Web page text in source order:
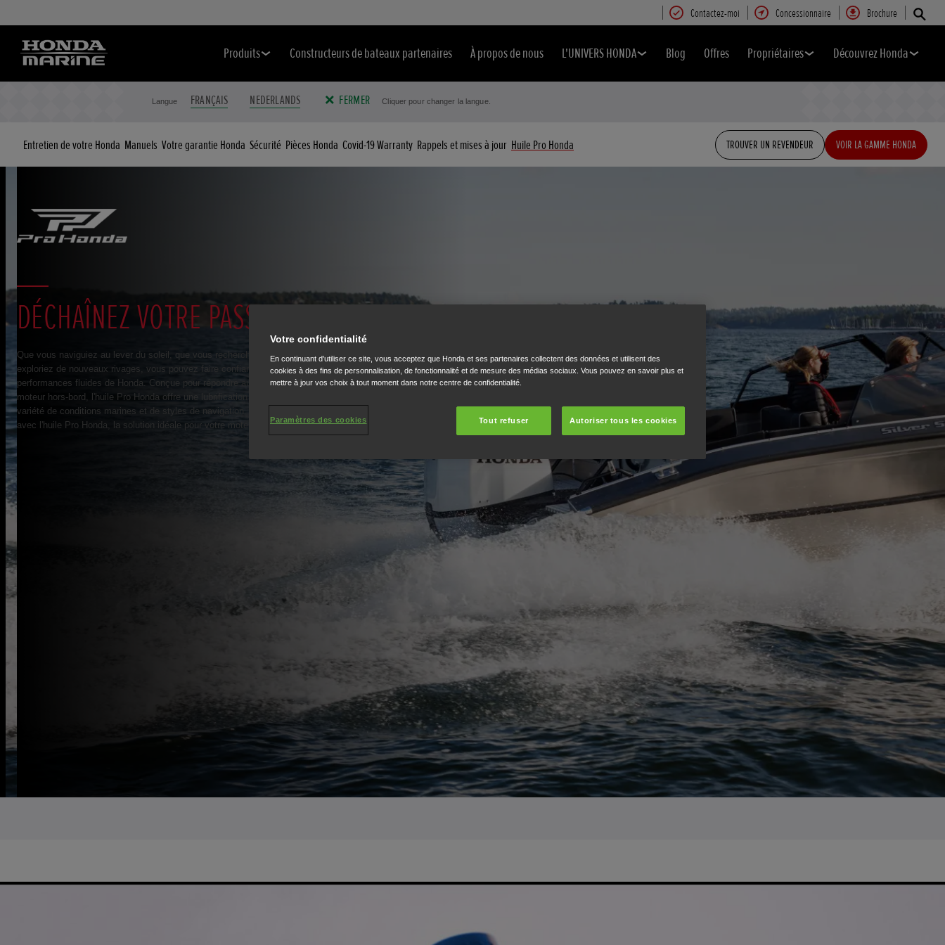
Contactez-moi Concessionnaire Brochure
Produits Constructeurs de bateaux partenaires À propos de nous L'UNIVERS HONDA Blog Offres Propriétaires Découvrez Honda
Langue FRANÇAIS NEDERLANDS FERMER Cliquer pour changer la langue.
Entretien de votre Honda Manuels Votre garantie Honda Sécurité Pièces Honda Covid-19 Warranty Rappels et mises à jour Huile Pro Honda TROUVER UN REVENDEUR VOIR LA GAMME HONDA
DÉCHAÎNEZ VOTRE PASSION
Que vous naviguiez au lever du soleil, que vous recherchiez la prise parfaite ou que vous
exploriez de nouveaux rivages, vous pouvez faire confiance à la fiabilité légendaire et aux
performances fluides de Honda. Conçue pour répondre aux exigences uniques de votre
moteur hors-bord, l'huile Pro Honda offre une lubrification de qualité supérieure pour une
variété de conditions marines et de styles de navigation. Renforcez votre passion sur l'eau
avec l'huile Pro Honda, la solution idéale pour votre moteur hors-bord Honda.
Votre confidentialité
En continuant d'utiliser ce site, vous acceptez que Honda et ses partenaires collectent des données et utilisent des
cookies à des fins de personnalisation, de fonctionnalité et de mesure des médias sociaux. Vous pouvez en savoir plus et
mettre à jour vos choix à tout moment dans notre centre de confidentialité.
Tout refuser Autoriser tous les cookies
Paramètres des cookies